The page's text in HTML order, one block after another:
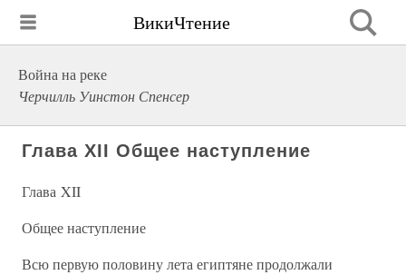
ВикиЧтение
Война на реке
Черчилль Уинстон Спенсер
Глава XII Общее наступление
Глава XII
Общее наступление
Всю первую половину лета египтяне продолжали